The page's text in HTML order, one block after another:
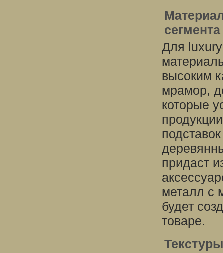
сегмента
Для
высоким
мрамор,
которые
придаст
металл с
будет
товаре.